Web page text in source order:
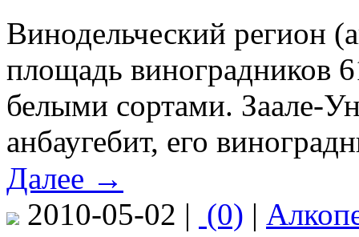
Винодельческий регион
площадь виноградников
белыми сортами. Заале-
анбаугебит, его
Далее →
2010-05-02 | (0) |